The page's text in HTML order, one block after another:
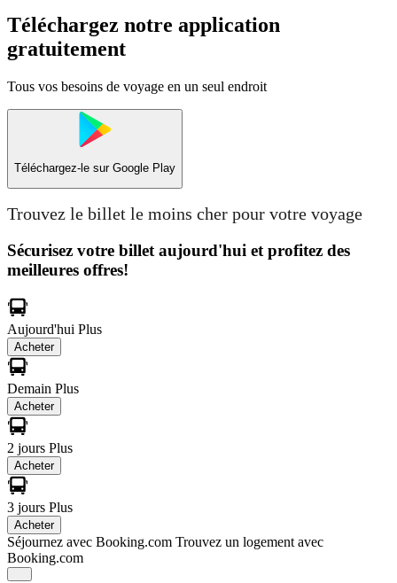
Téléchargez notre application
gratuitement
Tous vos besoins de voyage en un seul endroit
Téléchargez-le sur Google Play
Trouvez le billet le moins cher pour votre voyage
Sécurisez votre billet aujourd'hui et profitez des
meilleures offres!
Aujourd'hui Plus
Acheter
Demain Plus
Acheter
2 jours Plus
Acheter
3 jours Plus
Acheter
Séjournez avec Booking.com Trouvez un logement avec
Booking.com